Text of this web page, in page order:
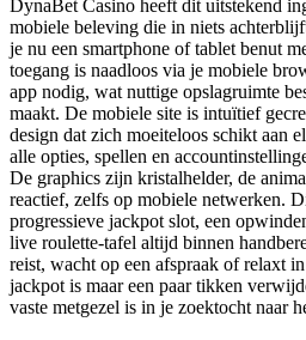
DynaBet Casino heeft dit uitstekend
mobiele beleving die in niets
je nu een smartphone of tablet benut
toegang is naadloos via je mobiele
app nodig, wat nuttige opslagruimte
maakt. De mobiele site is intuïtief
design dat zich moeiteloos schikt aan
alle opties, spellen en
De graphics zijn kristalhelder, de
reactief, zelfs op mobiele netwerken.
progressieve jackpot slot, een
live roulette-tafel altijd binnen
reist, wacht op een afspraak of relaxt
jackpot is maar een paar tikken
vaste metgezel is in je zoektocht naar